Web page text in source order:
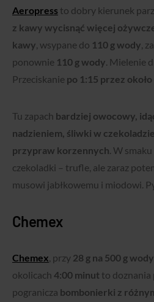
Aeropress to dobry kierunek
z kawy wycisnąć więcej
kawy , wsypane do 110 g wody ,
ponownie 110 g wody . Mielenie
Przeciskanie po 1:15 przez
Tu zapach bardziej owocowy,
nadzieniem, śliwki w
przypraw korzennych . W
czekoladki – trufle, ale zaraz
musowi jabłkowemu i miodowi.
Chemex
Chemex , przy 28 g na 500 g wody
okolicach 4:00 minut to doznania
pogranicza bombonierki z